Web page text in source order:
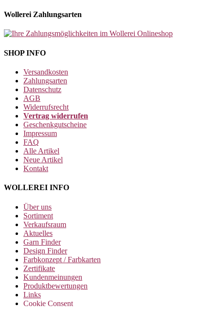
Wollerei Zahlungsarten
SHOP INFO
Versandkosten
Zahlungsarten
Datenschutz
AGB
Widerrufsrecht
Vertrag widerrufen
Geschenkgutscheine
Impressum
FAQ
Alle Artikel
Neue Artikel
Kontakt
WOLLEREI INFO
Über uns
Sortiment
Verkaufsraum
Aktuelles
Garn Finder
Design Finder
Farbkonzept / Farbkarten
Zertifikate
Kundenmeinungen
Produktbewertungen
Links
Cookie Consent